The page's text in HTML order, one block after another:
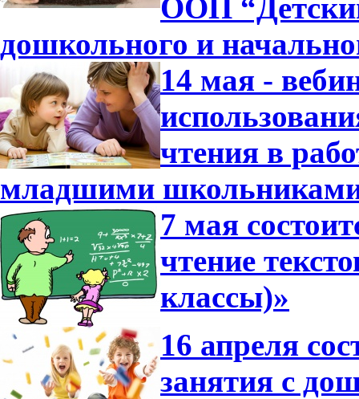
ООП
дошкольного и
14 мая -
чтения в
младшими
7 мая
чтение
классы)»
16 апреля
занятия с